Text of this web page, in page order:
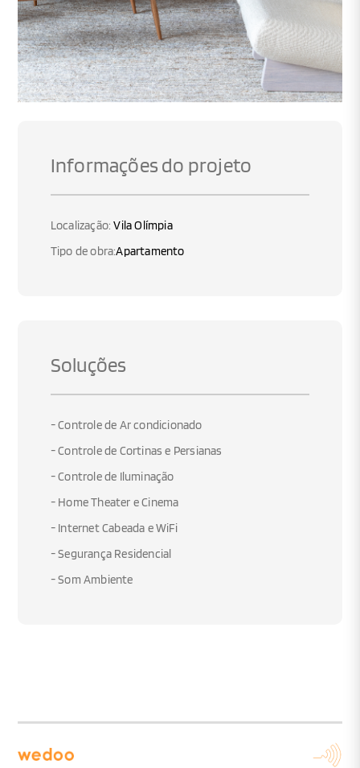
Informações do projeto
Localização:Vila Olímpia
Tipo de obra:Apartamento
Soluções
- Controle de Ar condicionado
- Controle de Cortinas e Persianas
- Controle de Iluminação
- Home Theater e Cinema
- Internet Cabeada e WiFi
- Segurança Residencial
- Som Ambiente